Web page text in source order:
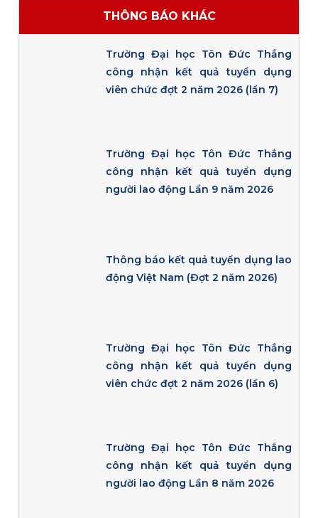
THÔNG BÁO KHÁC
Trường Đại học Tôn Đức Thắng
công nhận kết quả tuyển dụng
viên chức đợt 2 năm 2026 (lần 7)
Trường Đại học Tôn Đức Thắng
công nhận kết quả tuyển dụng
người lao động Lần 9 năm 2026
Thông báo kết quả tuyển dụng lao
động Việt Nam (Đợt 2 năm 2026)
Trường Đại học Tôn Đức Thắng
công nhận kết quả tuyển dụng
viên chức đợt 2 năm 2026 (lần 6)
Trường Đại học Tôn Đức Thắng
công nhận kết quả tuyển dụng
người lao động Lần 8 năm 2026